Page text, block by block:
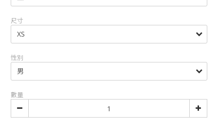
尺寸
性別
數量